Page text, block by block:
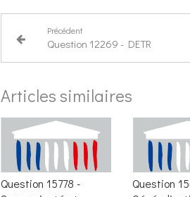
Précédent
Question 12269 - DETR
Articles similaires
Question 15778 -
Question